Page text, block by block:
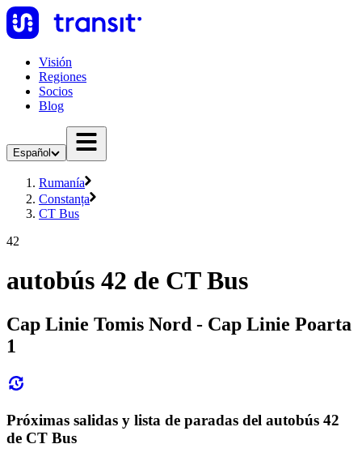
Visión
Regiones
Socios
Blog
Español
Rumanía
Constanța
CT Bus
42
autobús 42 de CT Bus
Cap Linie Tomis Nord - Cap Linie Poarta
1
Próximas salidas y lista de paradas del autobús 42
de CT Bus